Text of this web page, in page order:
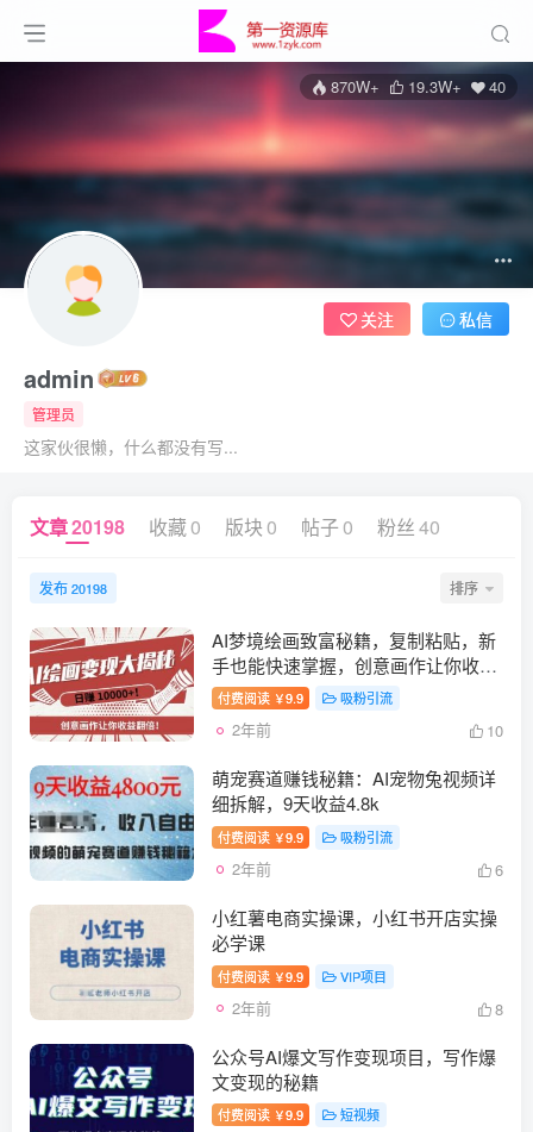
870W+ 19.3W+ 40
admin
管理员
这家伙很懒，什么都没有写...
关注 私信
文章20198 收藏0 版块 0 帖子0 粉丝40
发布 20198 排序
AI梦境绘画致富秘籍，复制粘贴，新
手也能快速掌握，创意画作让你收益
翻倍
付费阅读 ￥9.9 吸粉引流
2年前 10
萌宠赛道赚钱秘籍：AI宠物兔视频详
细拆解，9天收益4.8k
付费阅读 ￥9.9 吸粉引流
2年前 6
小红薯电商实操课，小红书开店实操
必学课
付费阅读 ￥9.9 VIP项目
2年前 8
公众号AI爆文写作变现项目，写作爆
文变现的秘籍
付费阅读 ￥9.9 短视频